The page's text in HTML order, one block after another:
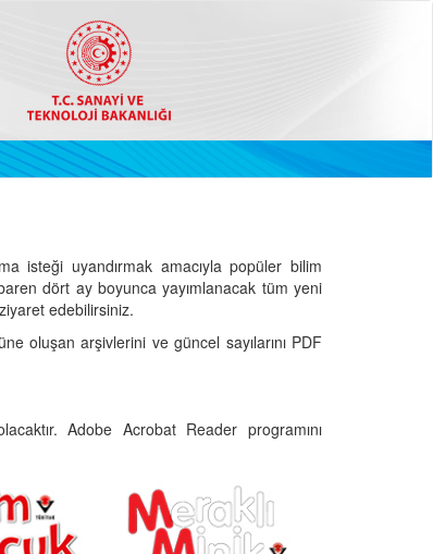
isteği uyandırmak amacıyla popüler bilim
dört ay boyunca yayımlanacak tüm yeni
edebilirsiniz.
oluşan arşivlerini ve güncel sayılarını PDF
Adobe Acrobat Reader programını